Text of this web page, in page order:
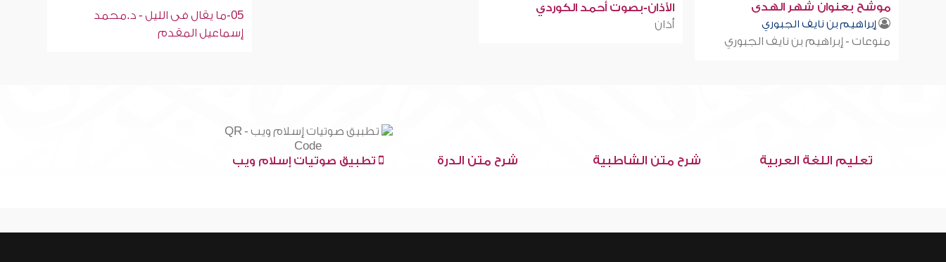
موشح بعنوان شهر الهدى
إبراهيم بن نايف الجبوري
منوعات - إبراهيم بن نايف الجبوري
الأذان-بصوت أحمد الكوردي
أذان
05-ما يقال فى الليل - د.محمد
إسماعيل المقدم
تعليم اللغة العربية شرح متن الشاطبية شرح متن الدرة تطبيق صوتيات إسلام ويب